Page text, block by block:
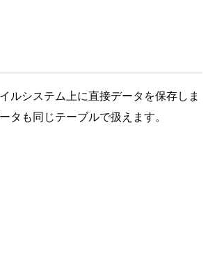
ルシステム上に直接データを保存しま
も同じテーブルで扱えます。